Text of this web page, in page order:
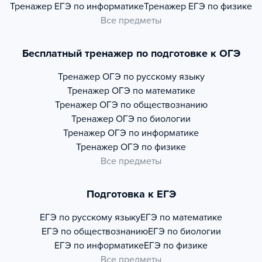
Тренажер ЕГЭ по информатикеТренажер ЕГЭ по физике
Все предметы
Бесплатный тренажер по подготовке к ОГЭ
Тренажер ОГЭ по русскому языку
Тренажер ОГЭ по математике
Тренажер ОГЭ по обществознанию
Тренажер ОГЭ по биологии
Тренажер ОГЭ по информатике
Тренажер ОГЭ по физике
Все предметы
Подготовка к ЕГЭ
ЕГЭ по русскому языкуЕГЭ по математике
ЕГЭ по обществознаниюЕГЭ по биологии
ЕГЭ по информатикеЕГЭ по физике
Все предметы